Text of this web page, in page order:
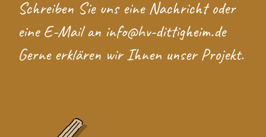
Schreiben Sie uns eine Nachrichtoder
eine E-Mail an info@hv-dittigheim.de
Gerne erklären wir Ihnen unser Projekt.